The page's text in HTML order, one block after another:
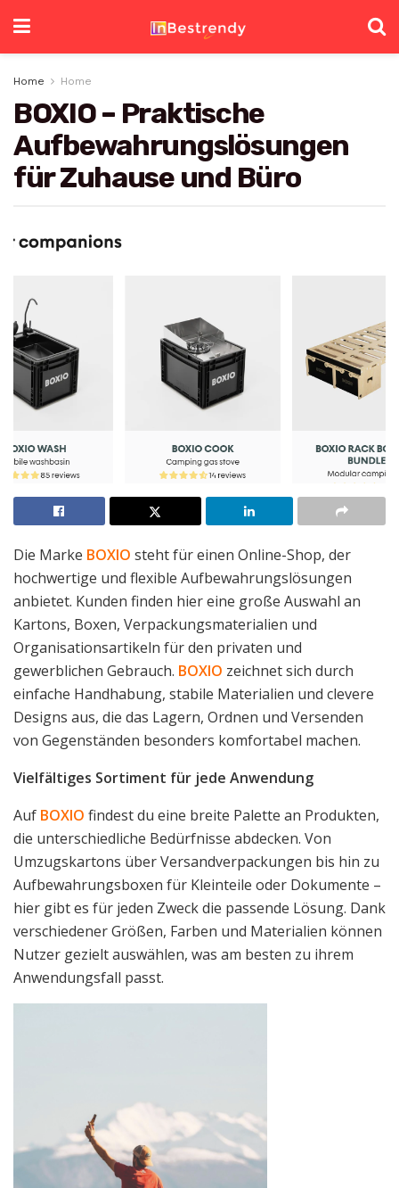
Home Home
BOXIO – Praktische
Aufbewahrungslösungen
für Zuhause und Büro
Die Marke BOXIO steht für einen Online-Shop, der
hochwertige und flexible Aufbewahrungslösungen
anbietet. Kunden finden hier eine große Auswahl an
Kartons, Boxen, Verpackungsmaterialien und
Organisationsartikeln für den privaten und
gewerblichen Gebrauch. BOXIO zeichnet sich durch
einfache Handhabung, stabile Materialien und clevere
Designs aus, die das Lagern, Ordnen und Versenden
von Gegenständen besonders komfortabel machen.
Vielfältiges Sortiment für jede Anwendung
Auf BOXIO findest du eine breite Palette an Produkten,
die unterschiedliche Bedürfnisse abdecken. Von
Umzugskartons über Versandverpackungen bis hin zu
Aufbewahrungsboxen für Kleinteile oder Dokumente –
hier gibt es für jeden Zweck die passende Lösung. Dank
verschiedener Größen, Farben und Materialien können
Nutzer gezielt auswählen, was am besten zu ihrem
Anwendungsfall passt.